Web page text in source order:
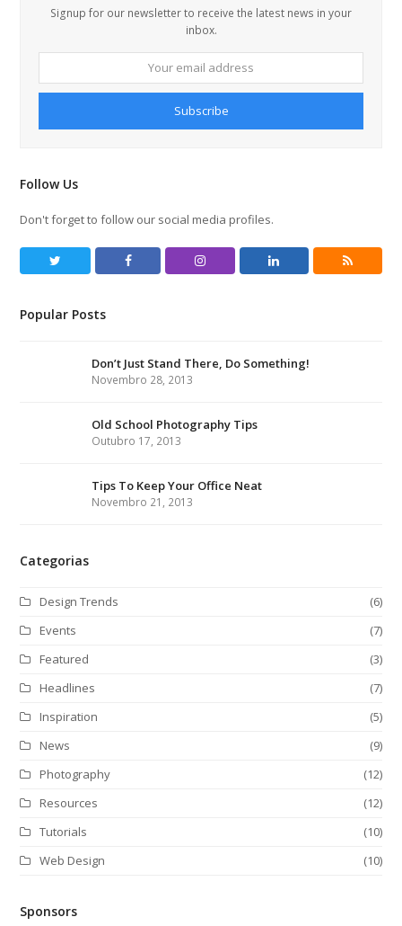
Signup for our newsletter to receive the latest news in your
inbox.
email
Subscribe
Follow Us
Don't forget to follow our social media profiles.
i
F
b
o
k
a
r
e
R
Popular Posts
Don’t Just Stand There, Do Something!
Novembro 28, 2013
Old School Photography Tips
Outubro 17, 2013
Tips To Keep Your Office Neat
Novembro 21, 2013
Categorias
Design Trends
(6)
Events
(7)
Featured
(3)
Headlines
(7)
Inspiration
(5)
News
(9)
Photography
(12)
Resources
(12)
Tutorials
(10)
Web Design
(10)
Sponsors